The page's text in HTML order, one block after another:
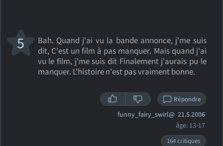
Bah. Quand j'ai vu la bande annonce, j'me suis
dit, C'est un film à pas manquer. Mais quand j'ai
vu le film, j'me suis dit Finalement j'aurais pu le
manquer. L'histoire n'est pas vraiment bonne.
5
Répondre
funny_fairy_swirl@ 21.5.2006
âge: 13-17
164 critiques